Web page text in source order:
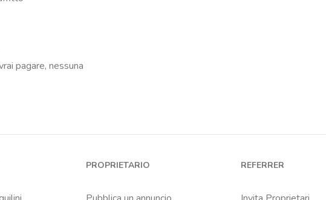
pagare, nessuna
PROPRIETARIO REFERRER